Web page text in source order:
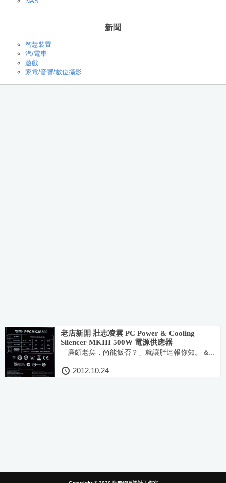
新聞
智慧裝置
汽/電車
遊戲
家電/音響/數位攝影
老店新開 壯志凌雲 PC Power & Cooling
Silencer MKIII 500W 電源供應器
「廉頗老矣，尚能飯否？」就讓胖達報你知。 &...
2012.10.24